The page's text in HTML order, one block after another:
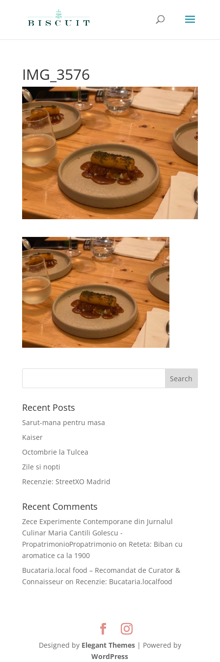
IMG_3576
Recent Posts
Sarut-mana pentru masa
Kaiser
Octombrie la Tulcea
Zile si nopti
Recenzie: StreetXO Madrid
Recent Comments
Zece Experimente Contemporane din Jurnalul
Culinar Maria Cantili Golescu -
PropatrimonioPropatrimonioon Reteta: Biban cu
aromatice ca la 1900
Bucataria.local food – Recomandat de Curator &
Connaisseuron Recenzie: Bucataria.localfood
Designed by Elegant Themes| Powered by
WordPress